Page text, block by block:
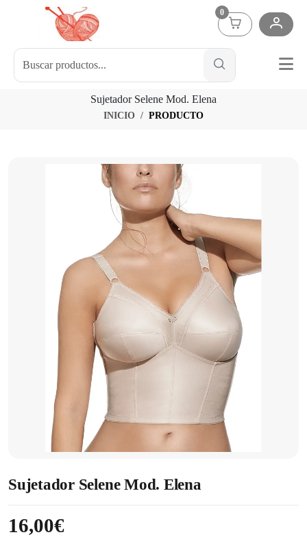
0
Sujetador Selene Mod. Elena
INICIO PRODUCTO
Sujetador Selene Mod. Elena
16,00€